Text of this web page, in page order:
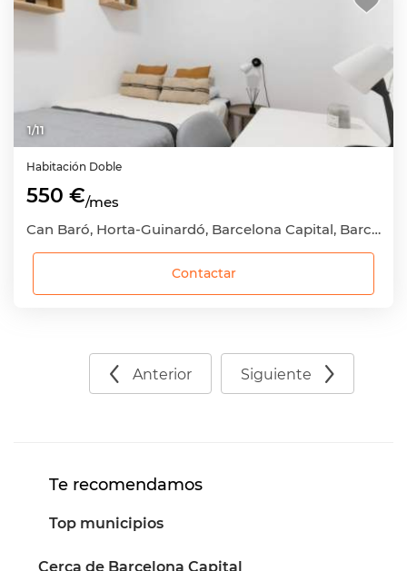
1/11
Habitación Doble
550 €/mes
Can Baró, Horta-Guinardó, Barcelona Capital, Barcelona
Contactar
Anterior Siguiente
Te recomendamos
Top municipios
Cerca de Barcelona Capital